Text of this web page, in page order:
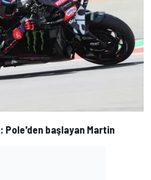
Pole'den başlayan Martin